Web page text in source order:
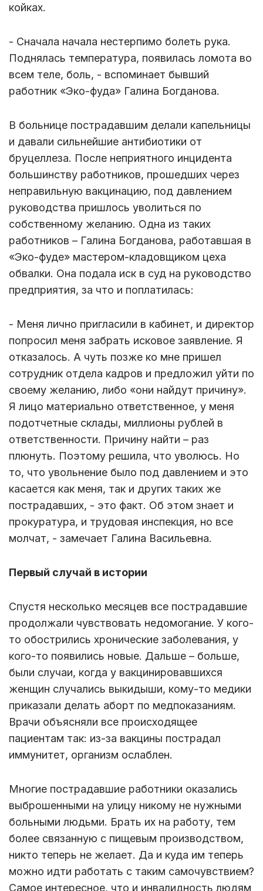
койках.
- Сначала начала нестерпимо болеть рука.
Поднялась температура, появилась ломота во
всем теле, боль, - вспоминает бывший
работник «Эко-фуда» Галина Богданова.
В больнице пострадавшим делали капельницы
и давали сильнейшие антибиотики от
бруцеллеза. После неприятного инцидента
большинству работников, прошедших через
неправильную вакцинацию, под давлением
руководства пришлось уволиться по
собственному желанию. Одна из таких
работников – Галина Богданова, работавшая в
«Эко-фуде» мастером-кладовщиком цеха
обвалки. Она подала иск в суд на руководство
предприятия, за что и поплатилась:
- Меня лично пригласили в кабинет, и директор
попросил меня забрать исковое заявление. Я
отказалось. А чуть позже ко мне пришел
сотрудник отдела кадров и предложил уйти по
своему желанию, либо «они найдут причину».
Я лицо материально ответственное, у меня
подотчетные склады, миллионы рублей в
ответственности. Причину найти – раз
плюнуть. Поэтому решила, что уволюсь. Но
то, что увольнение было под давлением и это
касается как меня, так и других таких же
пострадавших, - это факт. Об этом знает и
прокуратура, и трудовая инспекция, но все
молчат, - замечает Галина Васильевна.
Первый случай в истории
Спустя несколько месяцев все пострадавшие
продолжали чувствовать недомогание. У кого-
то обострились хронические заболевания, у
кого-то появились новые. Дальше – больше,
были случаи, когда у вакцинировавшихся
женщин случались выкидыши, кому-то медики
приказали делать аборт по медпоказаниям.
Врачи объясняли все происходящее
пациентам так: из-за вакцины пострадал
иммунитет, организм ослаблен.
Многие пострадавшие работники оказались
выброшенными на улицу никому не нужными
больными людьми. Брать их на работу, тем
более связанную с пищевым производством,
никто теперь не желает. Да и куда им теперь
можно идти работать с таким самочувствием?
Самое интересное, что и инвалидность людям